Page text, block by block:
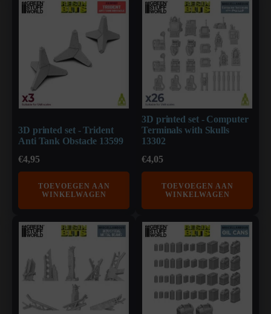
3D printed set - Trident
Anti Tank Obstacle 13599
€4,95
TOEVOEGEN AAN
WINKELWAGEN
3D printed set - Computer
Terminals with Skulls
13302
€4,05
TOEVOEGEN AAN
WINKELWAGEN